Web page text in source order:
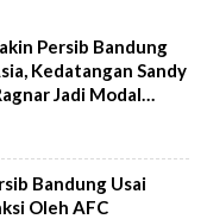
Persib Bandung
Kedatangan Sandy
Jadi Modal
Bandung Usai
Oleh AFC